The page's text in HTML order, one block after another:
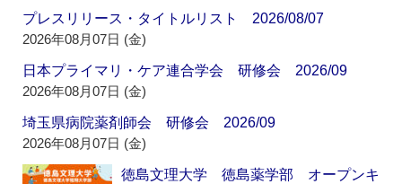
プレスリリース・タイトルリスト 2026/08/07
2026年08月07日 (金)
日本プライマリ・ケア連合学会 研修会 2026/09
2026年08月07日 (金)
埼玉県病院薬剤師会 研修会 2026/09
2026年08月07日 (金)
徳島文理大学 徳島薬学部 オープンキ